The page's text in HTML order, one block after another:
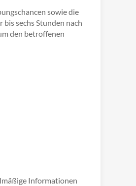
sowie die
sechs Stunden nach
den betroffenen
Informationen